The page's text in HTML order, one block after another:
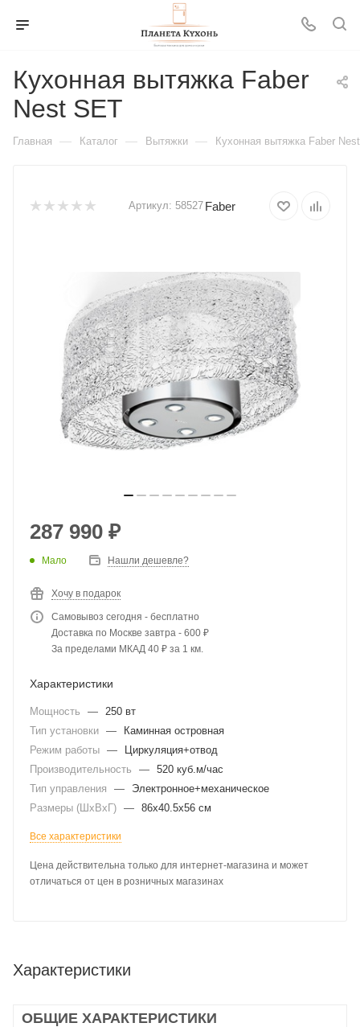
Кухонная вытяжка Faber
Nest SET
Главная — Каталог — Вытяжки — Кухонная вытяжка Faber
Артикул: 58527 Faber
287 990 ₽
Мало Нашли дешевле?
Хочу в подарок
Самовывоз сегодня - бесплатно
Доставка по Москве завтра - 600 ₽
За пределами МКАД 40 ₽ за 1 км.
Характеристики
Мощность — 250 вт
Тип установки —
Каминная островная
Режим работы —
Циркуляция+отвод
Производительность
— 520 куб.м/час
Тип управления
—
Электронное+механическое
Размеры (ШхВхГ) — 86x40.5x56 см
Все характеристики
Цена действительна только для интернет-магазина и может
отличаться от цен в розничных магазинах
Характеристики
ОБЩИЕ ХАРАКТЕРИСТИКИ